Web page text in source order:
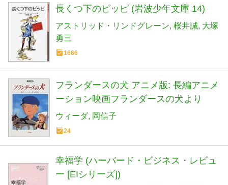
長くつ下のピッピ (岩波少年文庫 14)
アストリッド・リンドグレーン 桜井誠 大塚
勇三
1666
フランダースの犬 アニメ版: 長編アニメ
ーション映画フランダースの犬より
ウィーダ 岡信子
24
幸福学 (ハーバード・ビジネス・レビュ
ー [EIシリーズ])